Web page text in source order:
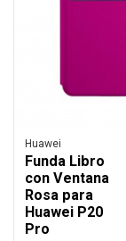
Huawei
Funda Libro
con Ventana
Rosa para
Huawei P20
Pro